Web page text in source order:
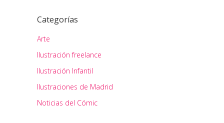
Categorías
Arte
Ilustración freelance
Ilustración Infantil
Ilustraciones de Madrid
Noticias del Cómic